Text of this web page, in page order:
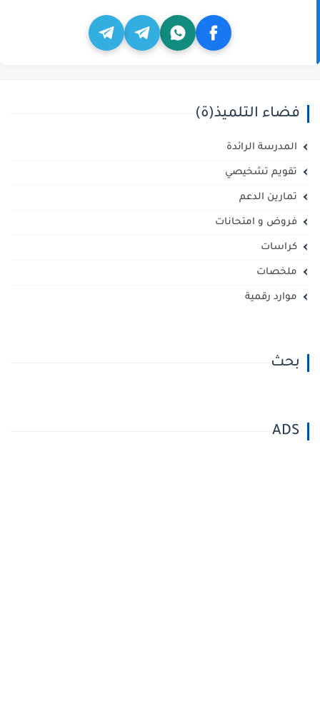
فضاء التلميذ(ة)
المدرسة الرائدة
تقويم تشخيصي
تمارين الدعم
فروض و امتحانات
كراسات
ملخصات
موارد رقمية
بحث
ADS